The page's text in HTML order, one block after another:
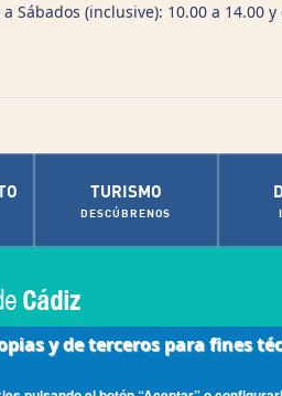
Sábados (inclusive): 10.00 a 14.00
TURISMO
DESCÚBRENOS
y de terceros para fines